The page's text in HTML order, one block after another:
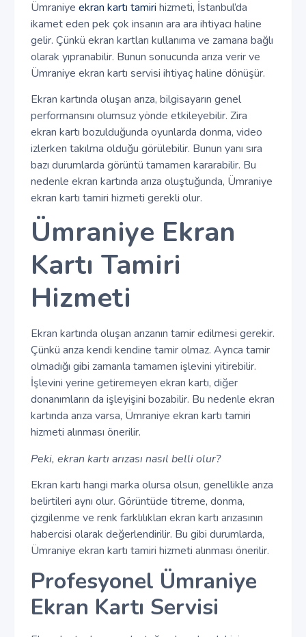
Ümraniye ekran kartı tamiri hizmeti, İstanbul’da
ikamet eden pek çok insanın ara ara ihtiyacı haline
gelir. Çünkü ekran kartları kullanıma ve zamana bağlı
olarak yıpranabilir. Bunun sonucunda arıza verir ve
Ümraniye ekran kartı servisi ihtiyaç haline dönüşür.
Ekran kartında oluşan arıza, bilgisayarın genel
performansını olumsuz yönde etkileyebilir. Zira
ekran kartı bozulduğunda oyunlarda donma, video
izlerken takılma olduğu görülebilir. Bunun yanı sıra
bazı durumlarda görüntü tamamen kararabilir. Bu
nedenle ekran kartında arıza oluştuğunda, Ümraniye
ekran kartı tamiri hizmeti gerekli olur.
Ümraniye Ekran
Kartı Tamiri
Hizmeti
Ekran kartında oluşan arızanın tamir edilmesi gerekir.
Çünkü arıza kendi kendine tamir olmaz. Ayrıca tamir
olmadığı gibi zamanla tamamen işlevini yitirebilir.
İşlevini yerine getiremeyen ekran kartı, diğer
donanımların da işleyişini bozabilir. Bu nedenle ekran
kartında arıza varsa, Ümraniye ekran kartı tamiri
hizmeti alınması önerilir.
Peki, ekran kartı arızası nasıl belli olur?
Ekran kartı hangi marka olursa olsun, genellikle arıza
belirtileri aynı olur. Görüntüde titreme, donma,
çizgilenme ve renk farklılıkları ekran kartı arızasının
habercisi olarak değerlendirilir. Bu gibi durumlarda,
Ümraniye ekran kartı tamiri hizmeti alınması önerilir.
Profesyonel Ümraniye
Ekran Kartı Servisi